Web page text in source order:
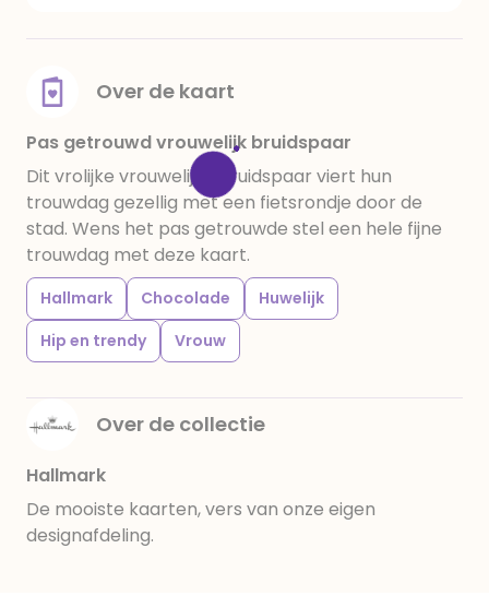
amandelen,cacaomassa, emulgator (sojalecithine),
voedingszuur: citroenzuur E 330, verdikkingsmiddel
E415, water, bevochtigingsmiddel E422, emulgator:
E433, kleurstoffen: E102, E110, E122: kan de activiteit en
concentratie van kinderen negatief beïnvloeden,
E133, E151. Chocolade bevat ten minste 34%
cacaobestanddelen. Kan sporen van gluten
bevatten. Koel en droog bewaren.
Over de kaart
Pas getrouwd vrouwelijk bruidspaar
Dit vrolijke vrouwelijke bruidspaar viert hun
trouwdag gezellig met een fietsrondje door de
stad. Wens het pas getrouwde stel een hele fijne
trouwdag met deze kaart.
Hallmark Chocolade
Huwelijk
Hip en trendy
Vrouw
Over de collectie
Hallmark
De mooiste kaarten, vers van onze eigen
designafdeling.